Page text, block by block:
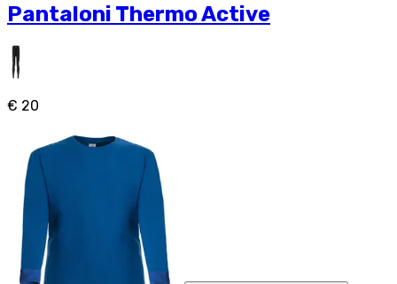
Pantaloni Thermo Active
€ 20